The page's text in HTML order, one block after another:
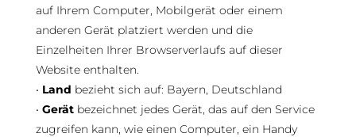
auf Ihrem Computer, Mobilgerät oder einem
anderen Gerät platziert werden und die
Einzelheiten Ihrer Browserverlaufs auf dieser
Website enthalten.
• Land bezieht sich auf: Bayern, Deutschland
• Gerätbezeichnet jedes Gerät, das auf den Service
zugreifen kann, wie einen Computer, ein Handy